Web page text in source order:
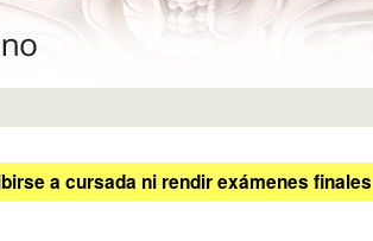
a cursada ni rendir exámenes finales